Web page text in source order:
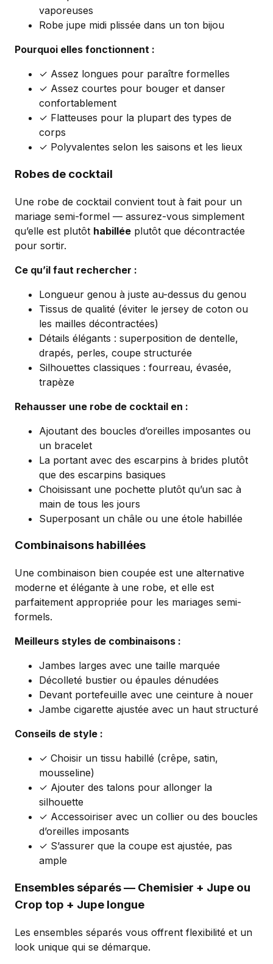
vaporeuses
Robe jupe midi plissée dans un ton bijou
Pourquoi elles fonctionnent :
✓ Assez longues pour paraître formelles
✓ Assez courtes pour bouger et danser
confortablement
✓ Flatteuses pour la plupart des types de
corps
✓ Polyvalentes selon les saisons et les lieux
Robes de cocktail
Une robe de cocktail convient tout à fait pour un
mariage semi-formel — assurez-vous simplement
qu’elle est plutôt habillée plutôt que décontractée
pour sortir.
Ce qu’il faut rechercher :
Longueur genou à juste au-dessus du genou
Tissus de qualité (éviter le jersey de coton ou
les mailles décontractées)
Détails élégants : superposition de dentelle,
drapés, perles, coupe structurée
Silhouettes classiques : fourreau, évasée,
trapèze
Rehausser une robe de cocktail en :
Ajoutant des boucles d’oreilles imposantes ou
un bracelet
La portant avec des escarpins à brides plutôt
que des escarpins basiques
Choisissant une pochette plutôt qu’un sac à
main de tous les jours
Superposant un châle ou une étole habillée
Combinaisons habillées
Une combinaison bien coupée est une alternative
moderne et élégante à une robe, et elle est
parfaitement appropriée pour les mariages semi-
formels.
Meilleurs styles de combinaisons :
Jambes larges avec une taille marquée
Décolleté bustier ou épaules dénudées
Devant portefeuille avec une ceinture à nouer
Jambe cigarette ajustée avec un haut structuré
Conseils de style :
✓ Choisir un tissu habillé (crêpe, satin,
mousseline)
✓ Ajouter des talons pour allonger la
silhouette
✓ Accessoiriser avec un collier ou des boucles
d’oreilles imposants
✓ S’assurer que la coupe est ajustée, pas
ample
Ensembles séparés — Chemisier + Jupe ou
Crop top + Jupe longue
Les ensembles séparés vous offrent flexibilité et un
look unique qui se démarque.